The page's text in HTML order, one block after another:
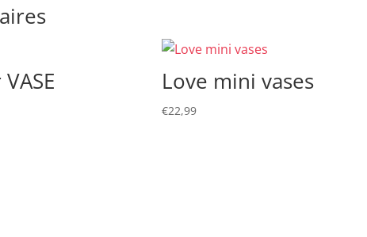
Love mini vases
€22,99